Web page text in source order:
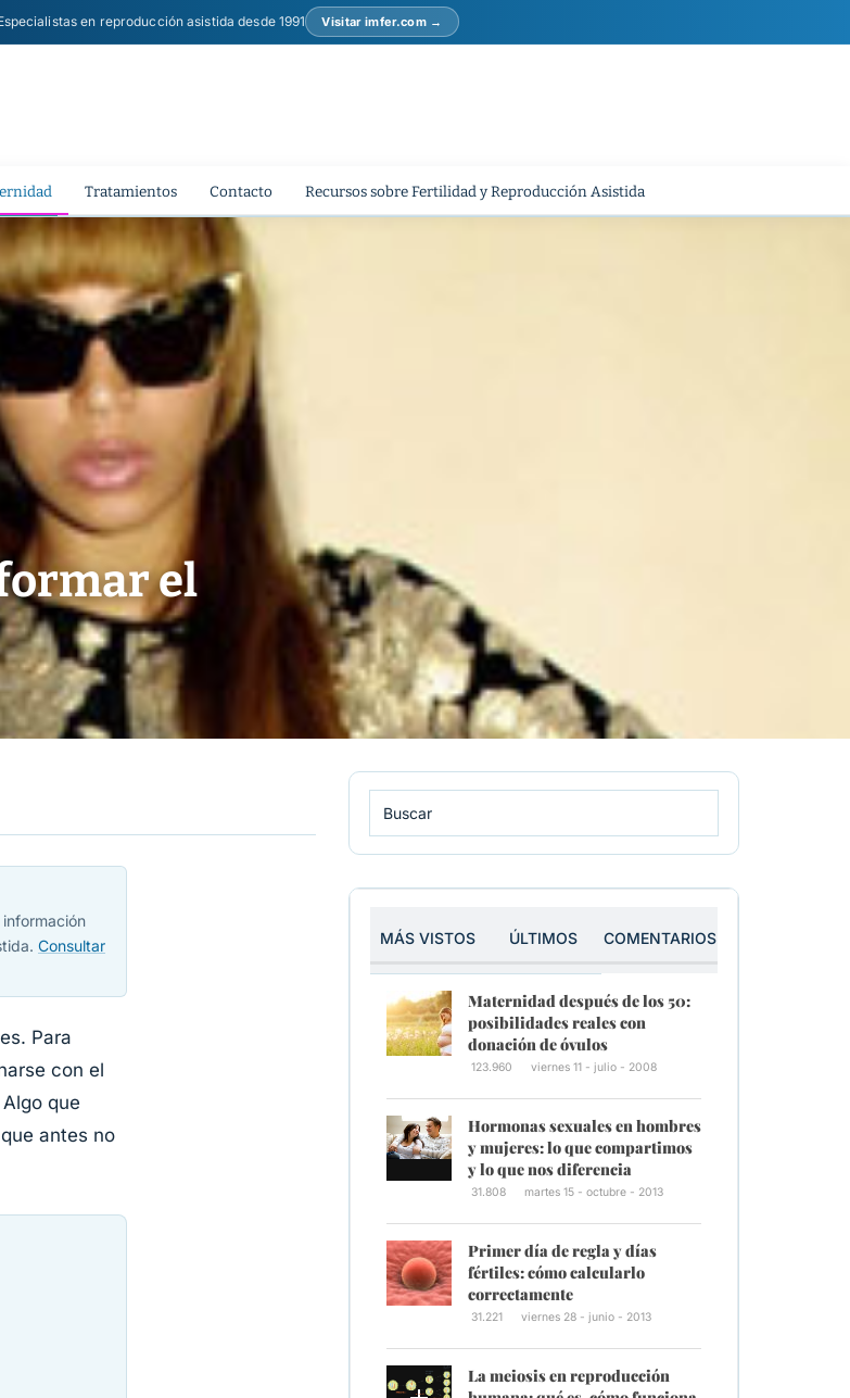
en reproducción asistida desde 1991 Visitar imfer.com →
Tratamientos Contacto Recursos sobre Fertilidad y Reproducción Asistida
el
Consultar
Para
con el
que
antes no
MÁS VISTOS ÚLTIMOS COMENTARIOS
Maternidad después de los 50:
posibilidades reales con
donación de óvulos
123.960 viernes 11 - julio - 2008
Hormonas sexuales en hombres
y mujeres: lo que compartimos
y lo que nos diferencia
31.808 martes 15 - octubre - 2013
Primer día de regla y días
fértiles: cómo calcularlo
correctamente
31.221 viernes 28 - junio - 2013
La meiosis en reproducción